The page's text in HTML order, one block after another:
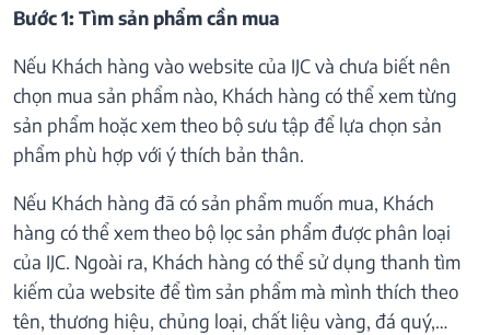
Bước 1: Tìm sản phẩm cần mua
Nếu Khách hàng vào website của IJC và chưa biết nên
chọn mua sản phẩm nào, Khách hàng có thể xem từng
sản phẩm hoặc xem theo bộ sưu tập để lựa chọn sản
phẩm phù hợp với ý thích bản thân.
Nếu Khách hàng đã có sản phẩm muốn mua, Khách
hàng có thể xem theo bộ lọc sản phẩm được phân loại
của IJC. Ngoài ra, Khách hàng có thể sử dụng thanh tìm
kiếm của website để tìm sản phẩm mà mình thích theo
tên, thương hiệu, chủng loại, chất liệu vàng, đá quý,…